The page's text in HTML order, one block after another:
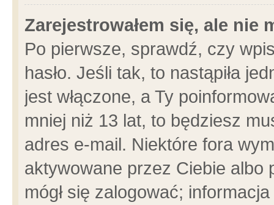
Zarejestrowałem się, ale nie
Po pierwsze, sprawdź, czy
hasło. Jeśli tak, to nastąpiła
jest włączone, a Ty
mniej niż 13 lat, to będziesz
adres e-mail. Niektóre fora
aktywowane przez Ciebie albo
mógł się zalogować;